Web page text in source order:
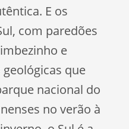
E os
com paredões
e
que
nacional do
no verão à